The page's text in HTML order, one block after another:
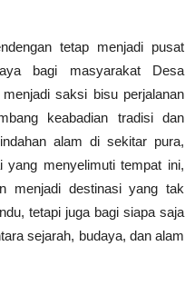
tetap menjadi pusat
bagi masyarakat Desa
saksi bisu perjalanan
keabadian tradisi dan
alam di sekitar pura,
yang menyelimuti tempat ini,
menjadi destinasi yang tak
tetapi juga bagi siapa saja
sejarah, budaya, dan alam